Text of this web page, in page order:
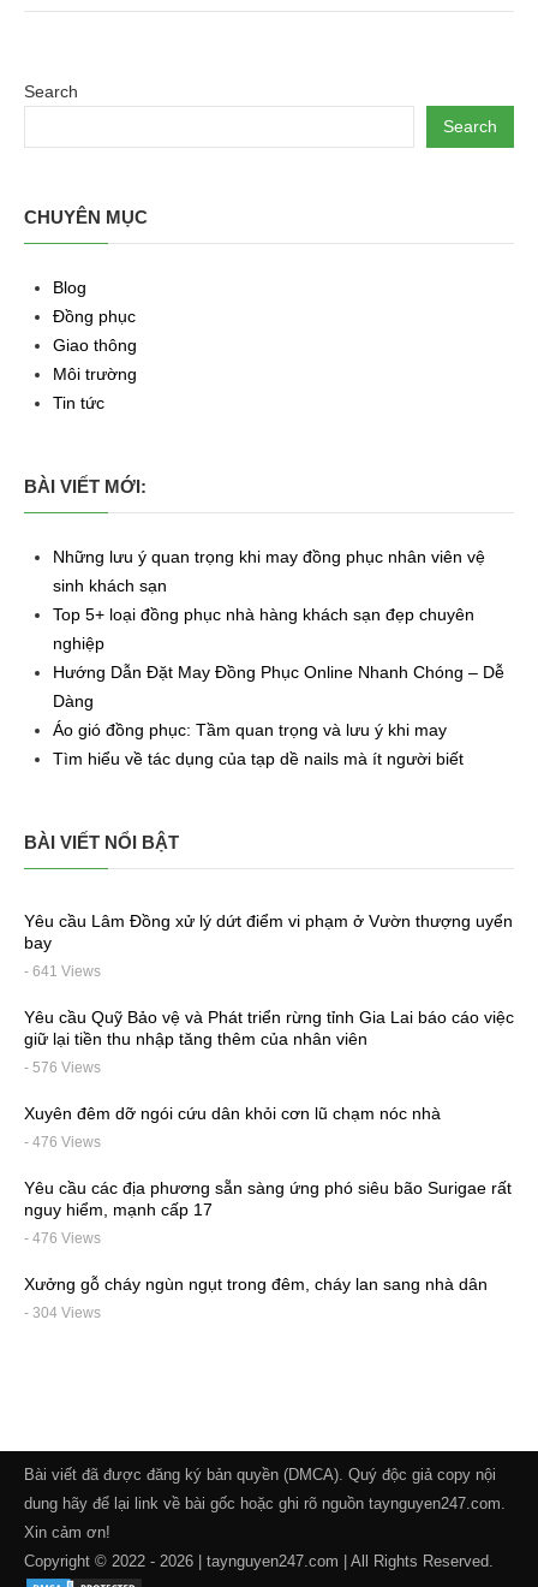
Search
Search
CHUYÊN MỤC
Blog
Đồng phục
Giao thông
Môi trường
Tin tức
BÀI VIẾT MỚI:
Những lưu ý quan trọng khi may đồng phục nhân viên vệ
sinh khách sạn
Top 5+ loại đồng phục nhà hàng khách sạn đẹp chuyên
nghiệp
Hướng Dẫn Đặt May Đồng Phục Online Nhanh Chóng – Dễ
Dàng
Áo gió đồng phục: Tầm quan trọng và lưu ý khi may
Tìm hiểu về tác dụng của tạp dề nails mà ít người biết
BÀI VIẾT NỔI BẬT
Yêu cầu Lâm Đồng xử lý dứt điểm vi phạm ở Vườn thượng uyển
bay
- 641 Views
Yêu cầu Quỹ Bảo vệ và Phát triển rừng tỉnh Gia Lai báo cáo việc
giữ lại tiền thu nhập tăng thêm của nhân viên
- 576 Views
Xuyên đêm dỡ ngói cứu dân khỏi cơn lũ chạm nóc nhà
- 476 Views
Yêu cầu các địa phương sẵn sàng ứng phó siêu bão Surigae rất
nguy hiểm, mạnh cấp 17
- 476 Views
Xưởng gỗ cháy ngùn ngụt trong đêm, cháy lan sang nhà dân
- 304 Views
Bài viết đã được đăng ký bản quyền (DMCA). Quý độc giả copy nội
dung hãy để lại link về bài gốc hoặc ghi rõ nguồn taynguyen247.com.
Xin cảm ơn!
Copyright © 2022 - 2026 | taynguyen247.com | All Rights Reserved.